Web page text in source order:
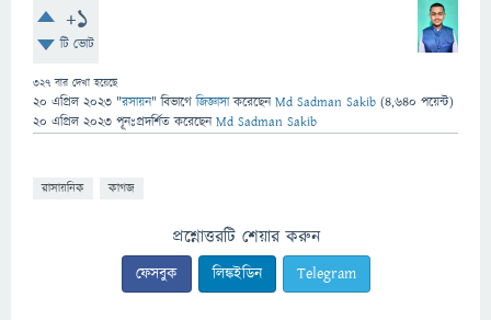
+1
টি ভোট
327 বার দেখা হয়েছে
20 এপ্রিল 2023 "রসায়ন" বিভাগে জিজ্ঞাসাকরেছেনMd Sadman Sakib (4,640 পয়েন্ট)
20 এপ্রিল 2023 পূনঃপ্রদর্শিত করেছেনMd Sadman Sakib
রাসায়নিক কাগজ
প্রশ্নোত্তরটি শেয়ার করুন
ফেসবুক লিঙ্কইডিন Telegram